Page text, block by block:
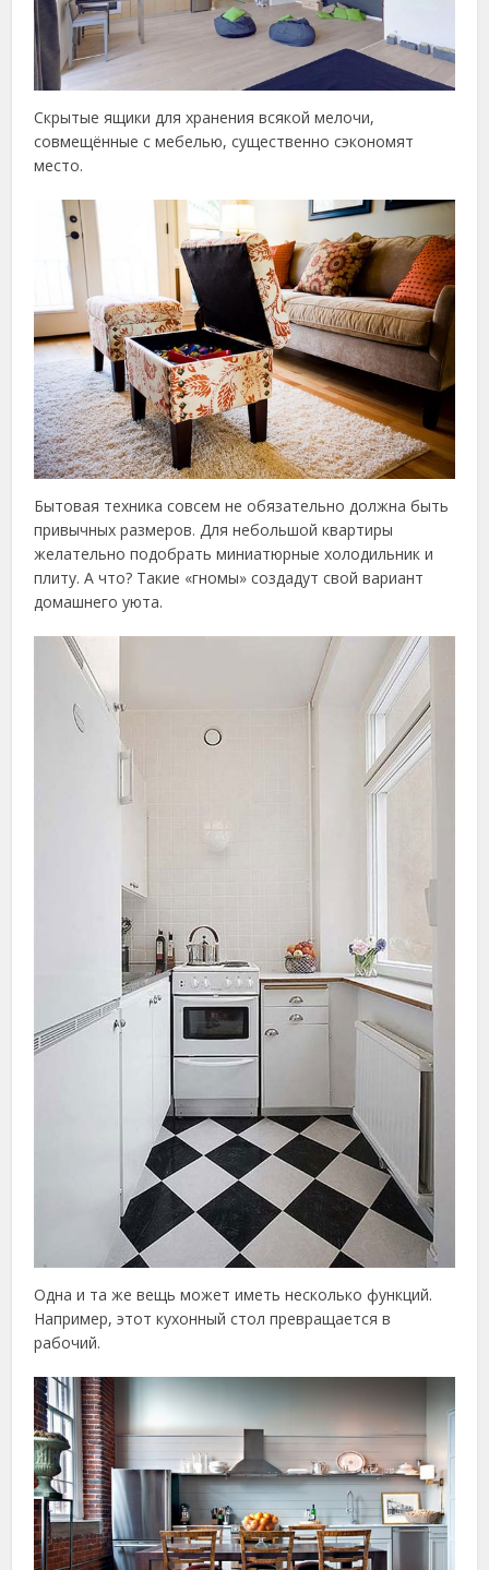
Скрытые ящики для хранения всякой мелочи,
совмещённые с мебелью, существенно сэкономят
место.
Бытовая техника совсем не обязательно должна быть
привычных размеров. Для небольшой квартиры
желательно подобрать миниатюрные холодильник и
плиту. А что? Такие «гномы» создадут свой вариант
домашнего уюта.
Одна и та же вещь может иметь несколько функций.
Например, этот кухонный стол превращается в
рабочий.